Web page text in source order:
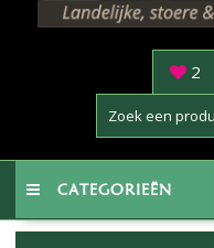
2
CATEGORIEËN